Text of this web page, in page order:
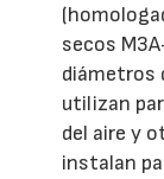
secos
diámetros
utilizan
del aire y
instalan